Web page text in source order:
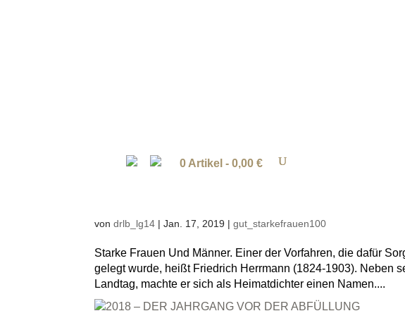
0 Artikel -0,00€
vondrlb_lg14 |Jan. 17, 2019 |gut_starkefrauen100
Starke Frauen Und Männer. Einer der Vorfahren, die dafür
gelegt wurde, heißt Friedrich Herrmann (1824-1903). Neben
Landtag, machte er sich als Heimatdichter einen Namen....